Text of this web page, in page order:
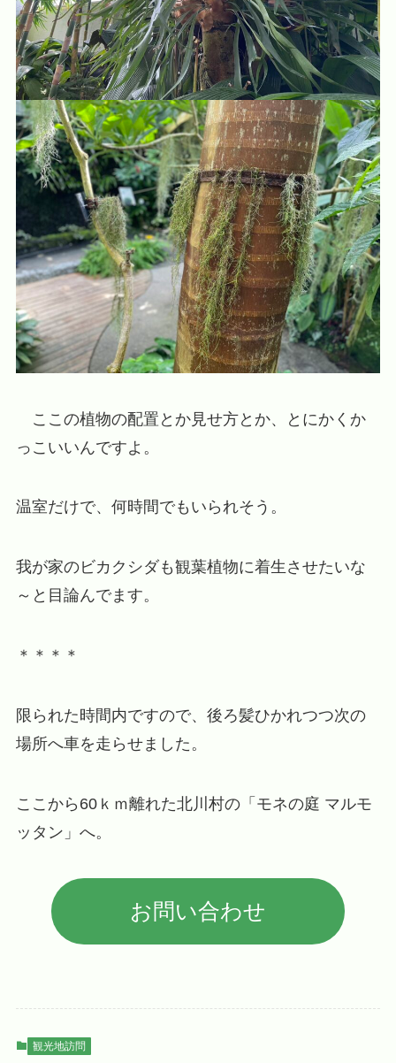
ここの植物の配置とか見せ方とか、とにかくか
っこいいんですよ。
温室だけで、何時間でもいられそう。
我が家のビカクシダも観葉植物に着生させたいな
～と目論んでます。
＊＊＊＊
限られた時間内ですので、後ろ髪ひかれつつ次の
場所へ車を走らせました。
ここから60ｋｍ離れた北川村の「モネの庭 マルモ
ッタン」へ。
お問い合わせ
観光地訪問